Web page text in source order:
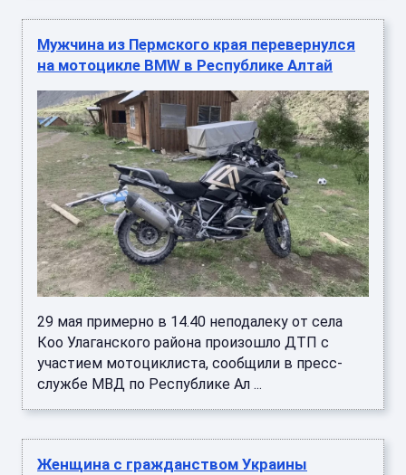
Мужчина из Пермского края перевернулся
на мотоцикле BMW в Республике Алтай
29 мая примерно в 14.40 неподалеку от села
Коо Улаганского района произошло ДТП с
участием мотоциклиста, сообщили в пресс-
службе МВД по Республике Ал ...
Женщина с гражданством Украины